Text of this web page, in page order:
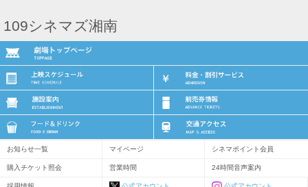
109シネマズ湘南
お知らせ一覧 マイページ シネマポイント会員
購入チケット照会 営業時間 24時間音声案内